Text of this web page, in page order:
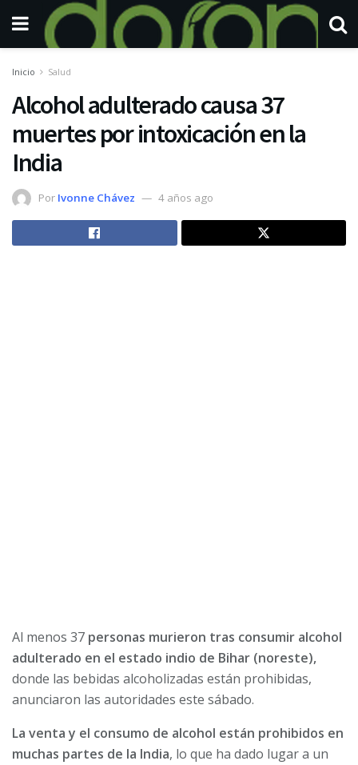
Inicio Salud
Alcohol adulterado causa 37
muertes por intoxicación en la
India
Por Ivonne Chávez 4 años ago
Al menos 37 personas murieron tras consumir alcohol
adulterado en el estado indio de Bihar (noreste),
donde las bebidas alcoholizadas están prohibidas,
anunciaron las autoridades este sábado.
La venta y el consumo de alcohol están prohibidos en
muchas partes de la India, lo que ha dado lugar a un